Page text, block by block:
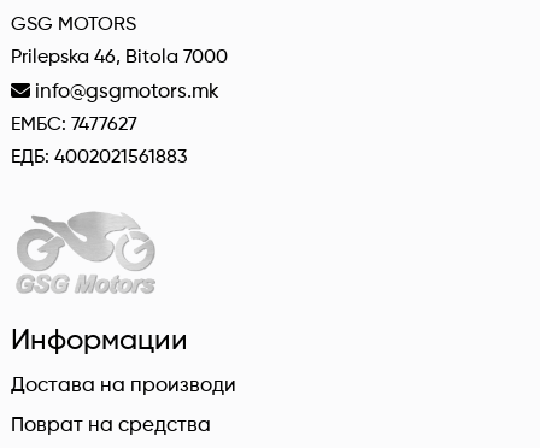
GSG MOTORS
Prilepska 46, Bitola 7000
info@gsgmotors.mk
ЕМБС: 7477627
ЕДБ: 4002021561883
Информации
Достава на производи
Поврат на средства